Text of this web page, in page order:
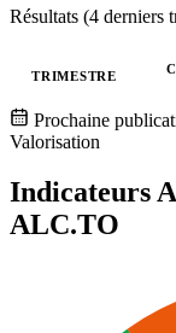
Résultats (4 derniers
Valeurs
TRIMESTRE
Prochaine
Valorisation
Indicateurs
ALC.TO